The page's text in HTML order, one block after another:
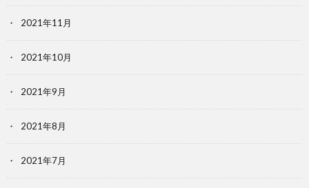
2021年11月
2021年10月
2021年9月
2021年8月
2021年7月